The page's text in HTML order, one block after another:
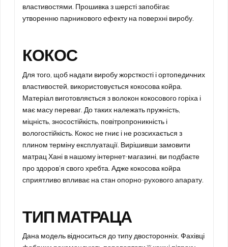
властивостями. Прошивка з шерсті запобігає
утворенню парникового ефекту на поверхні виробу.
КОКОС
Для того, щоб надати виробу жорсткості і ортопедичних
властивостей, використовується кокосова койра.
Матеріал виготовляється з волокон кокосового горіха і
має масу переваг. До таких належать пружність,
міцність, зносостійкість, повітропроникність і
вологостійкість. Кокос не гниє і не розсихається з
плином терміну експлуатації. Вирішивши замовити
матрац Хані в нашому інтернет-магазині, ви подбаєте
про здоров’я свого хребта. Адже кокосова койра
сприятливо впливає на стан опорно-рухового апарату.
ТИП МАТРАЦА
Дана модель відноситься до типу двосторонніх. Фахівці